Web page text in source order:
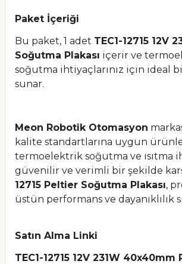
Paket İçeriği
Bu paket, 1 adet TEC1-12715 12V
Soğutma Plakası içerir ve
soğutma ihtiyaçlarınız için ideal
sunar.
Meon Robotik Otomasyon
kalite standartlarına uygun
termoelektrik soğutma ve ısıtma
güvenilir ve verimli bir şekilde
12715 Peltier Soğutma Plakası,
üstün performans ve dayanıklılık
Satın Alma Linki
TEC1-12715 12V 231W 40x40mm